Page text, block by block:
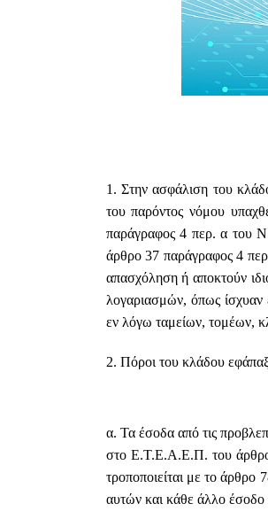
1. Στην ασφάλιση του
του παρόντος νόμου
παράγραφος 4 περ. α του
άρθρο 37 παράγραφος 4
απασχόληση ή αποκτούν
λογαριασμών, όπως
εν λόγω ταμείων, τομέων,
2. Πόροι του κλάδου
α. Τα έσοδα από τις
στο Ε.Τ.Ε.Α.Ε.Π. του
τροποποιείται με το
αυτών και κάθε άλλο έσοδο